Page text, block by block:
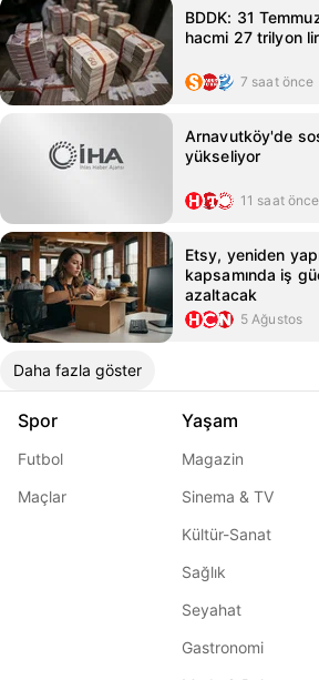
BDDK: 31
hacmi 27 trilyon
7 saat önce
Arnavutköy'de
yükseliyor
11 saat önce
Etsy, yeniden
kapsamında iş
azaltacak
5 Ağustos
Daha fazla göster
Spor
Futbol
Maçlar
Yaşam
Magazin
Sinema & TV
Kültür-Sanat
Sağlık
Seyahat
Gastronomi